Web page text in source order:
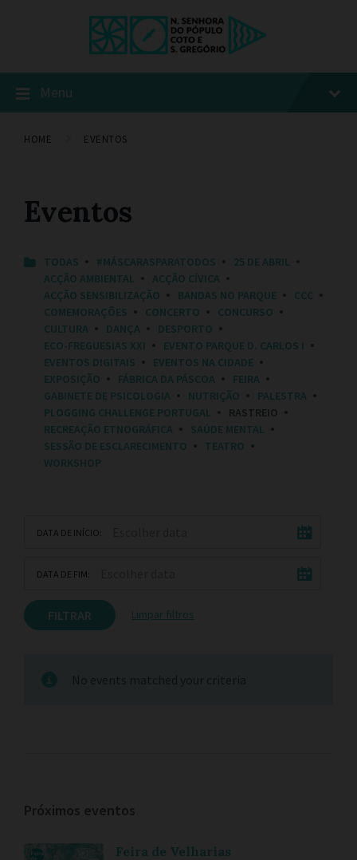
Menu
HOME EVENTOS
Eventos
C
TODAS #MÁSCARASPARATODOS
25 DE ABRIL
ACÇÃO AMBIENTAL
ACÇÃO CÍVICA
ACÇÃO SENSIBILIZAÇÃO
BANDAS NO PARQUE
CCC
COMEMORAÇÕES
CONCERTO
CONCURSO
CULTURA
DANÇA
DESPORTO
ECO-FREGUESIAS XXI
EVENTO PARQUE D. CARLOS I
EVENTOS DIGITAIS
EVENTOS NA CIDADE
EXPOSIÇÃO
FÁBRICA DA PÁSCOA
FEIRA
GABINETE DE PSICOLOGIA
NUTRIÇÃO
PALESTRA
PLOGGING CHALLENGE PORTUGAL
RASTREIO
RECREAÇÃO ETNOGRÁFICA
SAÚDE MENTAL
SESSÃO DE ESCLARECIMENTO
TEATRO
WORKSHOP
DATA DE INÍCIO:
DATA DE FIM:
FILTRAR Limpar filtros
Próximos eventos
Feira de Velharias